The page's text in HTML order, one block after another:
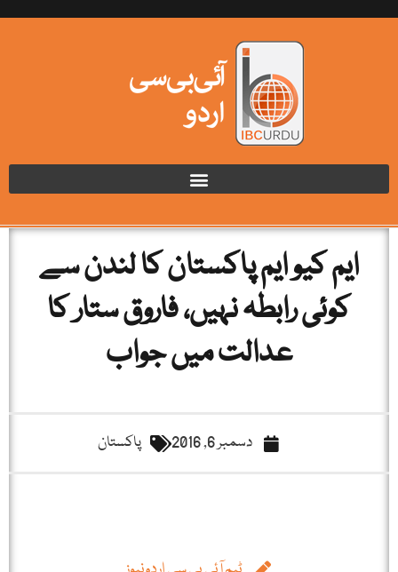
ایم کیو ایم پاکستان کا لندن سے
کوئی رابطہ نہیں، فاروق ستار کا
عدالت میں جواب
دسمبر 6, 2016 پاکستان